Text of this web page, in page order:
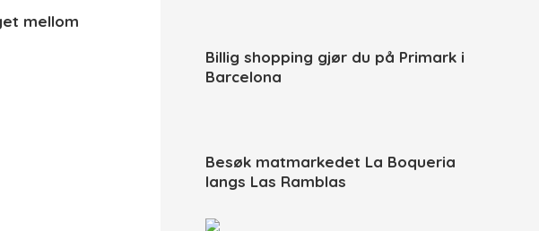
mellom
Billig shopping gjør du på Primark i
Barcelona
Besøk matmarkedet La Boqueria
langs Las Ramblas